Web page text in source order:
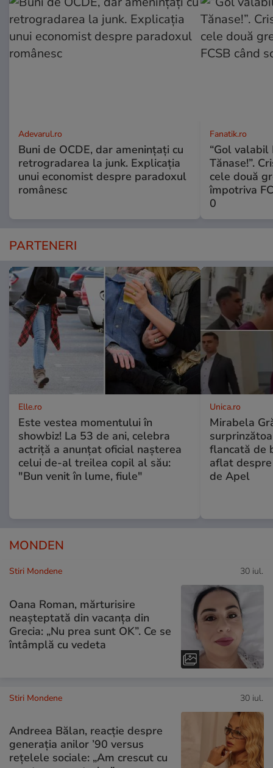
Adevarul.ro
Buni de OCDE, dar amenințați cu
retrogradarea la junk. Explicația
unui economist despre paradoxul
românesc
Fanatik.ro
“Gol
Tănase!”.
cele două
împotriva
0
PARTENERI
Elle.ro
Este vestea momentului în
showbiz! La 53 de ani, celebra
actriță a anunțat oficial nașterea
celui de-al treilea copil al său:
"Bun venit în lume, fiule"
Unica.ro
Mirabela
flancată de
aflat
de Apel
MONDEN
Stiri Mondene 30 iul.
Oana Roman, mărturisire
neașteptată din vacanța din
Grecia: „Nu prea sunt OK”. Ce se
întâmplă cu vedeta
Stiri Mondene 30 iul.
Andreea Bălan, reacție despre
generația anilor ’90 versus
rețelele sociale: „Am crescut cu